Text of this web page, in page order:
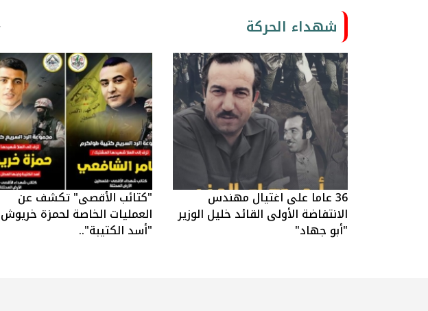
شهداء الحركة
36 عاما على اغتيال مهندس
الانتفاضة الأولى القائد خليل الوزير
"أبو جهاد"
"كتائب الأقصى" تكشف عن
العمليات الخاصة لحمزة خريوش
"أسد الكتيبة"..